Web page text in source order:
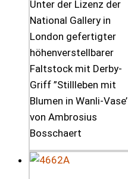
Unter der Lizenz der
National Gallery in
London gefertigter
höhenverstellbarer
Faltstock mit Derby-
Griff ”Stillleben mit
Blumen in Wanli-Vase’
von Ambrosius
Bosschaert